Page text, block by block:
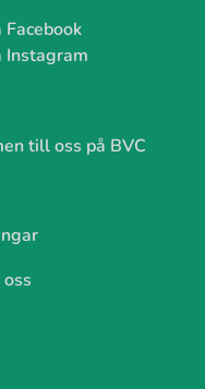
Facebook
Instagram
till oss på BVC